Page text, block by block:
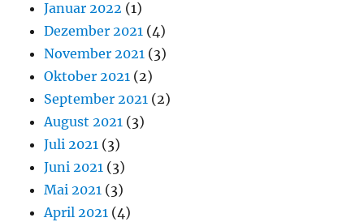
Januar 2022 (1)
Dezember 2021 (4)
November 2021 (3)
Oktober 2021 (2)
September 2021 (2)
August 2021 (3)
Juli 2021 (3)
Juni 2021 (3)
Mai 2021 (3)
April 2021 (4)